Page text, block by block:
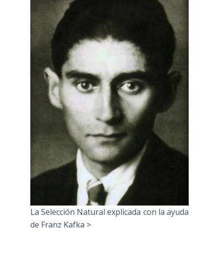
La Selección Natural explicada con la ayuda
de Franz Kafka >